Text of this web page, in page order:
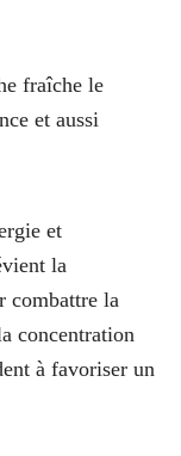
fraîche le
et aussi
et
la
combattre la
concentration
à favoriser un